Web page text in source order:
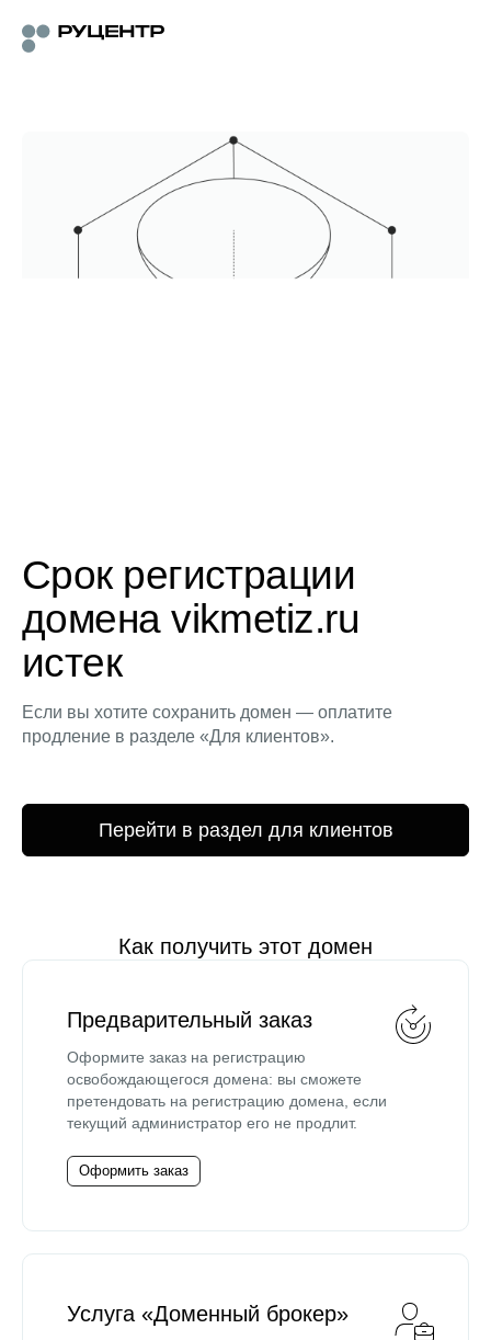
Срок регистрации
домена vikmetiz.ru
истек
Если вы хотите сохранить домен — оплатите
продление в разделе «Для клиентов».
Перейти в раздел для клиентов
Как получить этот домен
Предварительный заказ
Оформите заказ на регистрацию
освобождающегося домена: вы сможете
претендовать на регистрацию домена, если
текущий администратор его не продлит.
Оформить заказ
Услуга «Доменный брокер»